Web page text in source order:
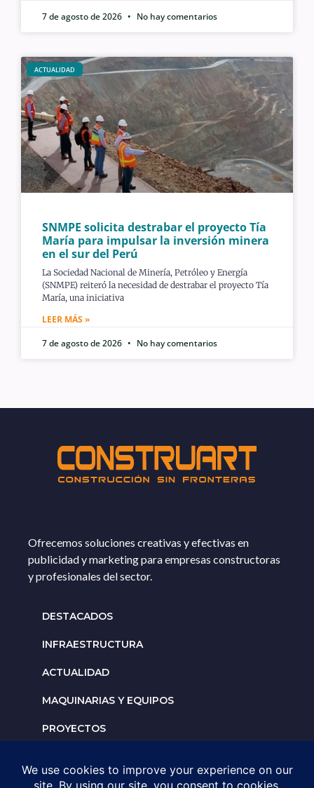
7 de agosto de 2026
No hay comentarios
ACTUALIDAD
SNMPE solicita destrabar el proyecto Tía
María para impulsar la inversión minera
en el sur del Perú
La Sociedad Nacional de Minería, Petróleo y Energía
(SNMPE) reiteró la necesidad de destrabar el proyecto Tía
María, una iniciativa
LEER MÁS »
7 de agosto de 2026
No hay comentarios
Ofrecemos soluciones creativas y efectivas en
publicidad y marketing para empresas constructoras
y profesionales del sector.
DESTACADOS
INFRAESTRUCTURA
ACTUALIDAD
MAQUINARIAS Y EQUIPOS
PROYECTOS